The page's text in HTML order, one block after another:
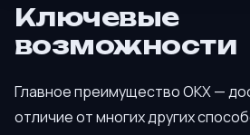
Ключевые
возможности
Главное преимущество OKX —
отличие от многих других